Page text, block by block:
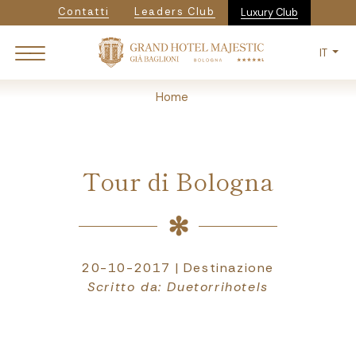
al
contenuto
Navigazione secondaria
Contatti Leaders Club Luxury Club
IT
BreadcrumbHome
Tour di Bologna
20-10-2017 | Destinazione
Scritto da: Duetorrihotels